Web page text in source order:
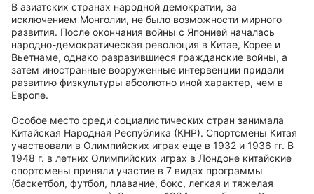
В азиатских странах народной демократии, за
исключением Монголии, не было возможности мирного
развития. После окончания войны с Японией началась
народно-демократическая революция в Китае, Корее и
Вьетнаме, однако разразившиеся гражданские войны, а
затем иностранные вооруженные интервенции придали
развитию физкультуры абсолютно иной характер, чем в
Европе.
Особое место среди социалистических стран занимала
Китайская Народная Республика (КНР). Спортсмены Китая
участвовали в Олимпийских играх еще в 1932 и 1936 гг. В
1948 г. в летних Олимпийских играх в Лондоне китайские
спортсмены приняли участие в 7 видах программы
(баскетбол, футбол, плавание, бокс, легкая и тяжелая